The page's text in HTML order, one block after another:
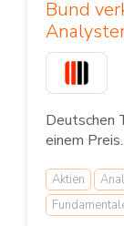
Bund
Deutschen
einem
Aktien